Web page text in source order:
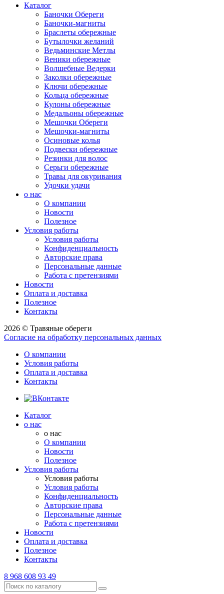
Каталог
Баночки Обереги
Баночки-магниты
Браслеты обережные
Бутылочки желаний
Ведьминские Метлы
Веники обережные
Волшебные Ведерки
Заколки обережные
Ключи обережные
Кольца обережные
Кулоны обережные
Медальоны обережные
Мешочки Обереги
Мешочки-магниты
Осиновые колья
Подвески обережные
Резинки для волос
Серьги обережные
Травы для окуривания
Удочки удачи
о нас
О компании
Новости
Полезное
Условия работы
Условия работы
Конфиденциальность
Авторские права
Персональные данные
Работа с претензиями
Новости
Оплата и доставка
Полезное
Контакты
2026 © Травяные обереги
Согласие на обработку персональных данных
О компании
Условия работы
Оплата и доставка
Контакты
Каталог
о нас
о нас
О компании
Новости
Полезное
Условия работы
Условия работы
Условия работы
Конфиденциальность
Авторские права
Персональные данные
Работа с претензиями
Новости
Оплата и доставка
Полезное
Контакты
8 968 608 93 49